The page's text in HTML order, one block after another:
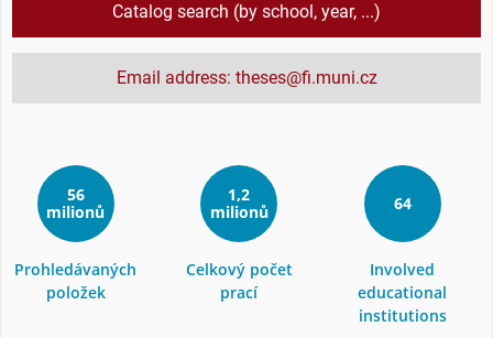
Catalog search (by school, year, ...)
Email address: theses@fi.muni.cz
56
milionů
Prohledávaných
položek
1,2
milionů
Celkový počet
prací
64
Involved
educational
institutions